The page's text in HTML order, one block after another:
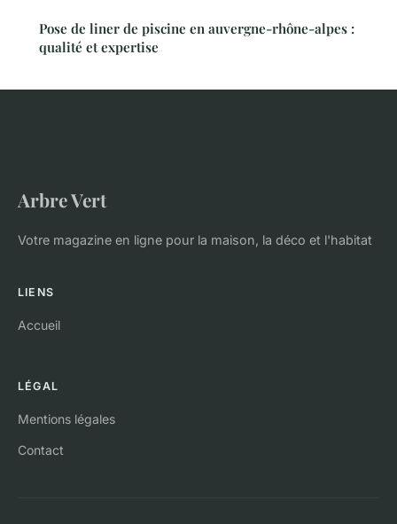
Pose de liner de piscine en auvergne-rhône-alpes :
qualité et expertise
Arbre Vert
Votre magazine en ligne pour la maison, la déco et l'habitat
LIENS
Accueil
LÉGAL
Mentions légales
Contact